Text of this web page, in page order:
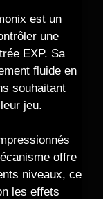
est un
une
EXP. Sa
fluide en
souhaitant
jeu.
offre
niveaux, ce
les effets